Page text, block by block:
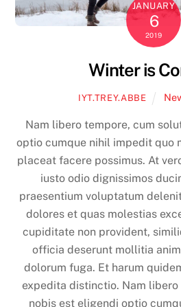
JANUARY
6
2019
Winter is
IYT.TREY.ABBE
Nam libero tempore, cum
optio cumque nihil impedit quo
placeat facere possimus. At
iusto odio dignissimos
praesentium voluptatum
dolores et quas molestias
cupiditate non provident,
officia deserunt mollitia
dolorum fuga. Et harum
expedita distinctio. Nam
nobis est eligendi optio